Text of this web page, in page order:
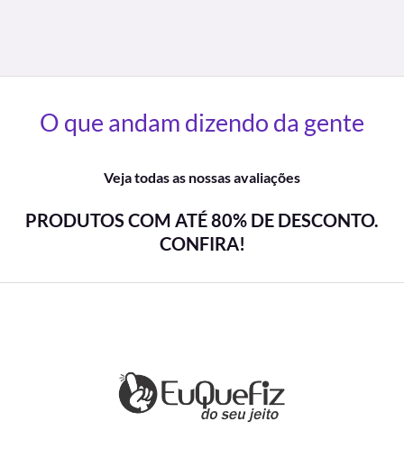
O que andam dizendo da gente
Veja todas as nossas avaliações
PRODUTOS COM ATÉ 80% DE DESCONTO.
CONFIRA!